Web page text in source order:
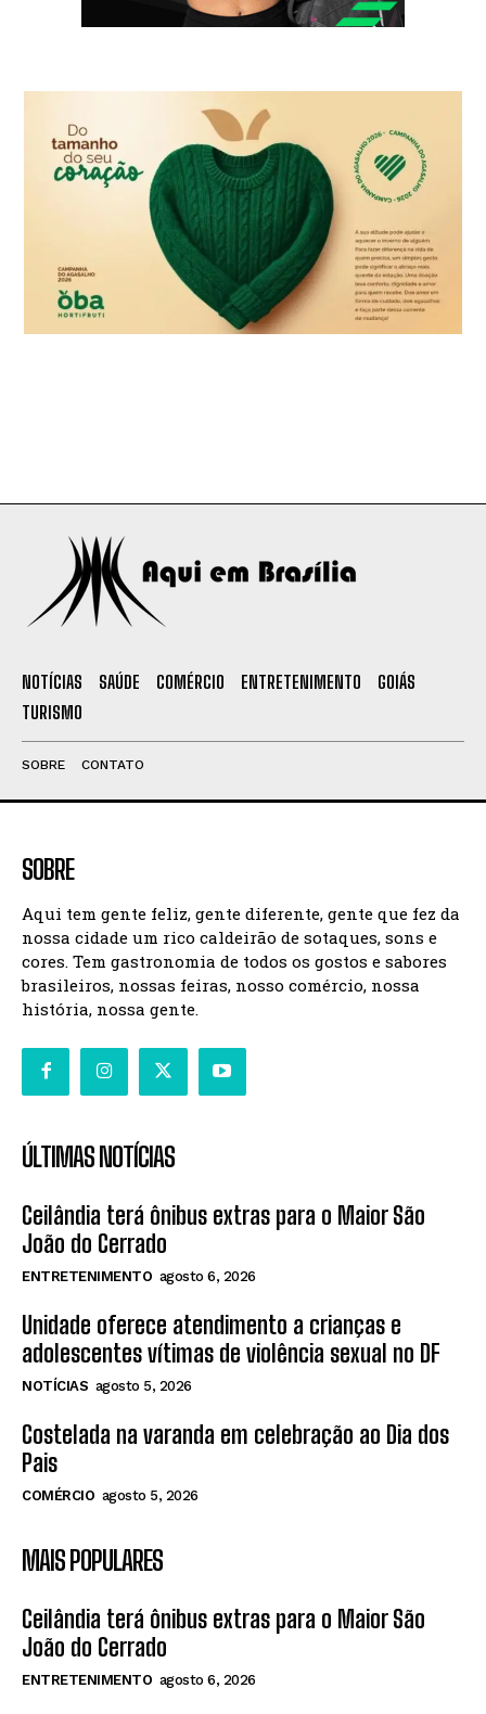
NOTÍCIAS SAÚDE COMÉRCIO ENTRETENIMENTO
GOIÁS
TURISMO
SOBRE CONTATO
SOBRE
Aqui tem gente feliz, gente diferente, gente que fez da
nossa cidade um rico caldeirão de sotaques, sons e
cores. Tem gastronomia de todos os gostos e sabores
brasileiros, nossas feiras, nosso comércio, nossa
história, nossa gente.
ÚLTIMAS NOTÍCIAS
Ceilândia terá ônibus extras para o Maior São
João do Cerrado
ENTRETENIMENTO agosto 6, 2026
Unidade oferece atendimento a crianças e
adolescentes vítimas de violência sexual no DF
NOTÍCIAS agosto 5, 2026
Costelada na varanda em celebração ao Dia dos
Pais
COMÉRCIO agosto 5, 2026
MAIS POPULARES
Ceilândia terá ônibus extras para o Maior São
João do Cerrado
ENTRETENIMENTO agosto 6, 2026